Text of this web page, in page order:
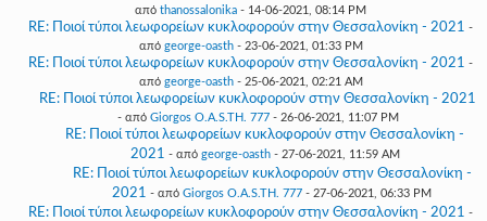
από thanossalonika - 14-06-2021, 08:14 PM
RE: Ποιοί τύποι λεωφορείων κυκλοφορούν στην Θεσσαλονίκη - 2021 -
από george-oasth- 23-06-2021, 01:33 PM
RE: Ποιοί τύποι λεωφορείων κυκλοφορούν στην Θεσσαλονίκη - 2021 -
από george-oasth- 25-06-2021, 02:21 AM
RE: Ποιοί τύποι λεωφορείων κυκλοφορούν στην Θεσσαλονίκη - 2021
- από Giorgos O.A.S.TH. 777- 26-06-2021, 11:07 PM
RE: Ποιοί τύποι λεωφορείων κυκλοφορούν στην Θεσσαλονίκη -
2021 - από george-oasth- 27-06-2021, 11:59 AM
RE: Ποιοί τύποι λεωφορείων κυκλοφορούν στην Θεσσαλονίκη -
2021 - από Giorgos O.A.S.TH. 777 - 27-06-2021, 06:33 PM
RE: Ποιοί τύποι λεωφορείων κυκλοφορούν στην Θεσσαλονίκη - 2021 -